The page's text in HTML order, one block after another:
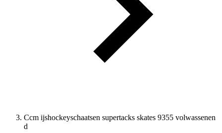
Ccm ijshockeyschaatsen supertacks skates 9355 volwassenen
d